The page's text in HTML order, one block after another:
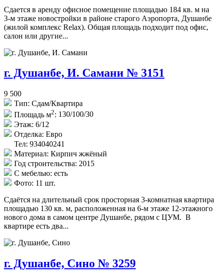
Сдается в аренду офисное помещение площадью 184 кв. м на
3-м этаже новостройки в районе старого Аэропорта, Душанбе
(жилой комплекс Relax). Общая площадь подходит под офис,
салон или другие...
г. Душанбе, И. Самани № 3151
9 500
Тип: Сдам/Квартира
Площадь м2: 130/100/30
Этаж: 6/12
Отделка: Евро
Тел: 934040241
Материал: Кирпич жжёный
Год строительства: 2015
С мебелью: есть
Фото: 11 шт.
Сдаётся на длительный срок просторная 3-комнатная квартира
площадью 130 кв. м, расположенная на 6-м этаже 12-этажного
нового дома в самом центре Душанбе, рядом с ЦУМ. В
квартире есть два...
г. Душанбе, Сино № 3259